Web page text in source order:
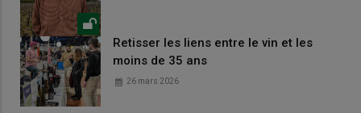
Retisser les liens entre le vin et les
moins de 35 ans
26 mars 2026